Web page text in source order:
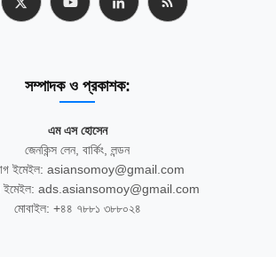
সম্পাদক ও প্রকাশক:
এম এস হোসেন
জেনকিন্স লেন, বার্কিং, লন্ডন
ইমেইল: asiansomoy@gmail.com
ইমেইল: ads.asiansomoy@gmail.com
মোবাইল: +৪৪ ৭৮৮১ ৩৮৮০২৪